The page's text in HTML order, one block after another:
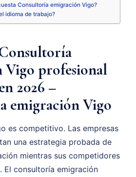
Consultoría emigración Vigo?
idioma de trabajo?
Vigo profesional
2026 –
emigración Vigo
es competitivo. Las empresas
una estrategia probada de
mientras sus competidores
El consultoría emigración